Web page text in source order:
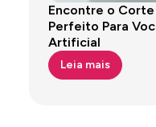
Encontre o
Perfeito Para
Artificial
Leia mais